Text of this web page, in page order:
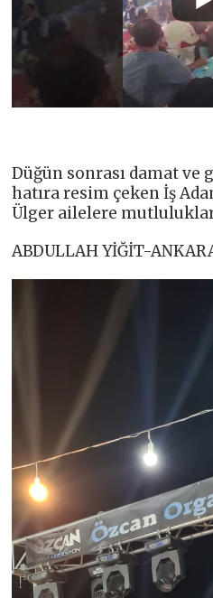
Düğün sonrası damat ve
hatıra resim çeken İş
Ülger ailelere
ABDULLAH YİĞİT-